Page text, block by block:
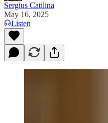
Sergius Catilina
May 16, 2025
Listen